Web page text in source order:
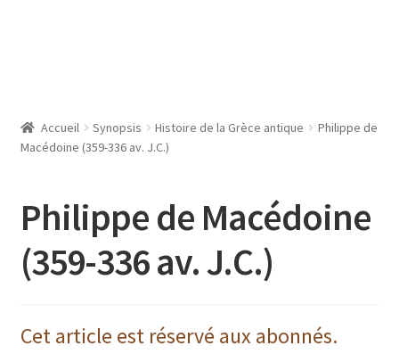
Accueil Synopsis Histoire de la Grèce antique
Philippe de
Macédoine (359-336 av. J.C.)
Philippe de Macédoine
(359-336 av. J.C.)
Cet article est réservé aux abonnés.